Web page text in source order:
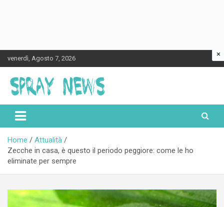
to
content
venerdì, Agosto 7, 2026
Spraynews.it
Home
Attualità
Zecche in casa, è questo il periodo peggiore: come le ho
eliminate per sempre
×